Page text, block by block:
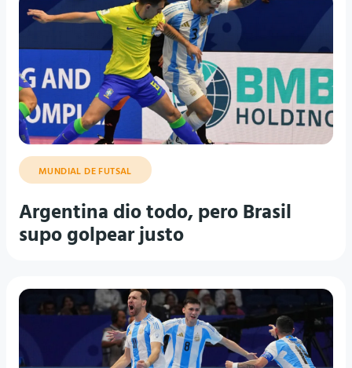
MUNDIAL DE FUTSAL
Argentina dio todo, pero Brasil
supo golpear justo